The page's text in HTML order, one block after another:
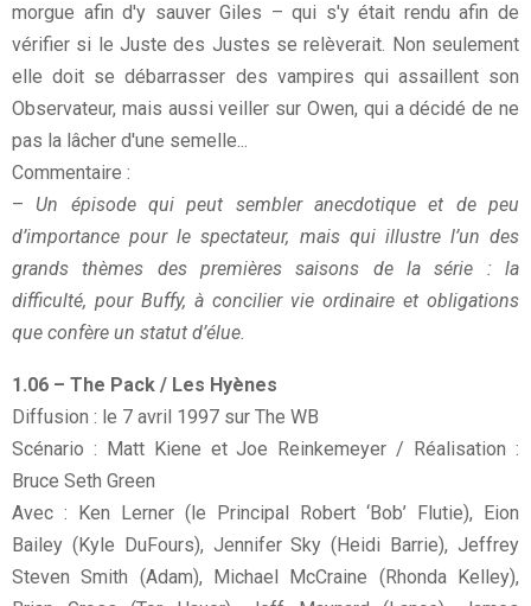
morgue afin d'y sauver Giles – qui s'y était rendu afin de
vérifier si le Juste des Justes se relèverait. Non seulement
elle doit se débarrasser des vampires qui assaillent son
Observateur, mais aussi veiller sur Owen, qui a décidé de ne
pas la lâcher d'une semelle...
Commentaire :
– Un épisode qui peut sembler anecdotique et de peu
d’importance pour le spectateur, mais qui illustre l’un des
grands thèmes des premières saisons de la série : la
difficulté, pour Buffy, à concilier vie ordinaire et obligations
que confère un statut d’élue.
1.06 – The Pack / Les Hyènes
Diffusion : le 7 avril 1997 sur The WB
Scénario : Matt Kiene et Joe Reinkemeyer / Réalisation :
Bruce Seth Green
Avec : Ken Lerner (le Principal Robert ‘Bob’ Flutie), Eion
Bailey (Kyle DuFours), Jennifer Sky (Heidi Barrie), Jeffrey
Steven Smith (Adam), Michael McCraine (Rhonda Kelley),